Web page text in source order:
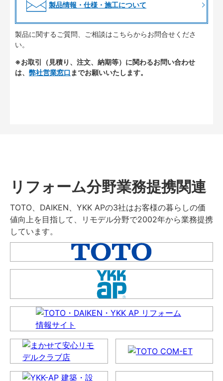
製品情報・仕様・施工について
製品に関するご質問、ご相談はこちらからお問合せくださ
い。
※お取引（見積り、注文、納期等）に関わるお問い合わせ
は、 弊社営業窓口 までお願いいたします。
リフォーム分野業務提携関連
TOTO、DAIKEN、YKK APの3社はお客様の暮らしの価
値向上を目指して、リモデル分野で2002年から業務提携
しています。